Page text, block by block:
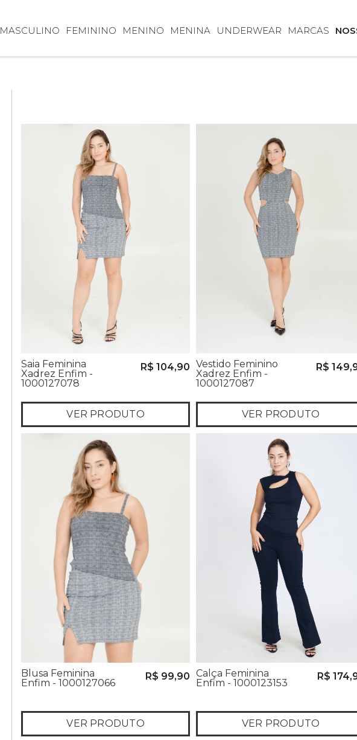
MARCAS
MASCULINO FEMININO MENINO MENINA UNDERWEAR
Saia Feminina
Xadrez Enfim -
1000127078
R$ 104,90
VER PRODUTO
Vestido Feminino
Xadrez Enfim -
1000127087
R$
VER PRODUTO
Blusa Feminina
Enfim - 1000127066
R$ 99,90
VER PRODUTO
Calça Feminina
Enfim - 1000123153
R$
VER PRODUTO